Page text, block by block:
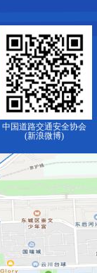
中国道路交通安全协会
(新浪微博)